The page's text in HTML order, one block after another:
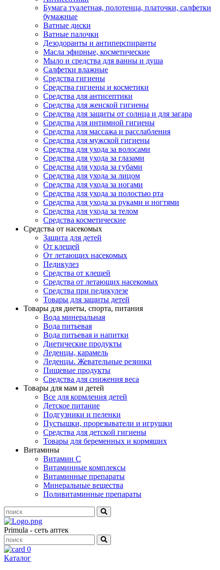
Бумага туалетная, полотенца, платочки, салфетки
бумажные
Ватные диски
Ватные палочки
Дезодоранты и антиперспиранты
Масла эфирные, косметические
Мыло и средства для ванны и душа
Салфетки влажные
Средства гигиены
Средства гигиены и косметики
Средства для антисептики
Средства для женской гигиены
Средства для защиты от солнца и для загара
Средства для интимной гигиены
Средства для массажа и расслабления
Средства для мужской гигиены
Средства для ухода за волосами
Средства для ухода за глазами
Средства для ухода за губами
Средства для ухода за лицом
Средства для ухода за ногами
Средства для ухода за полостью рта
Средства для ухода за руками и ногтями
Средства для ухода за телом
Средства косметические
Средства от насекомых
Защита для детей
От клещей
От летающих насекомых
Педикулез
Средства от клещей
Средства от летающих насекомых
Средства при педикулезе
Товары для защиты детей
Товары для диеты, спорта, питания
Вода минеральная
Вода питьевая
Вода питьевая и напитки
Диетические продукты
Леденцы, карамель
Леденцы. Жевательные резинки
Пищевые продукты
Средства для снижения веса
Товары для мам и детей
Все для кормления детей
Детское питание
Подгузники и пеленки
Пустышки, прорезыватели и игрушки
Средства для детской гигиены
Товары для беременных и кормящих
Витамины
Витамин С
Витаминные комплексы
Витаминные препараты
Минеральные вещества
Поливитаминные препараты
Primula - сеть аптек
0
Каталог